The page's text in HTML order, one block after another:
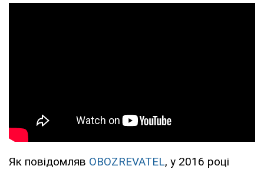
Як повідомляв OBOZREVATEL, у 2016 році